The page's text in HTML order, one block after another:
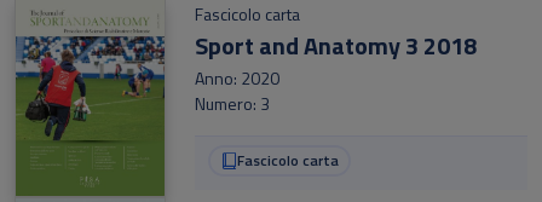
Fascicolo carta
Sport and Anatomy 3 2018
Anno: 2020
Numero: 3
Fascicolo carta